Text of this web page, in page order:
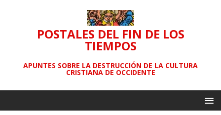
POSTALES DEL FIN DE LOS
TIEMPOS
APUNTES SOBRE LA DESTRUCCIÓN DE LA CULTURA
CRISTIANA DE OCCIDENTE